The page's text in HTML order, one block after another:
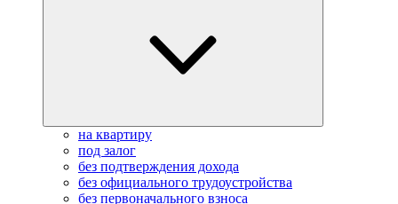
на квартиру
под залог
без подтверждения дохода
без официального трудоустройства
без первоначального взноса